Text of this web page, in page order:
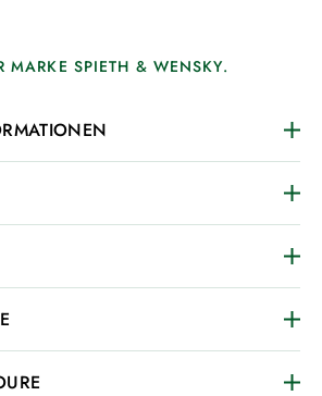
MARKE SPIETH & WENSKY.